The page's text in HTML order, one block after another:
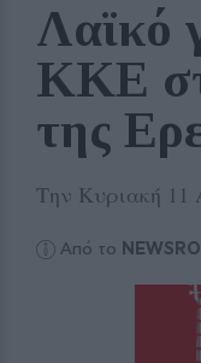
Λαϊκό
ΚΚΕ
της
Την Κυριακή 11
Από το